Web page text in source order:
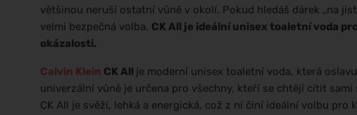
většinou neruší ostatní vůně v okolí. Pokud hledáš dárek „na
velmi bezpečná volba. CK All je ideální unisex toaletní voda
okázalosti.
Calvin Klein CK All je moderní unisex toaletní voda, která
univerzální vůně je určena pro všechny, kteří se chtějí cítit
CK All je svěží, lehká a energická, což z ní činí ideální volbu